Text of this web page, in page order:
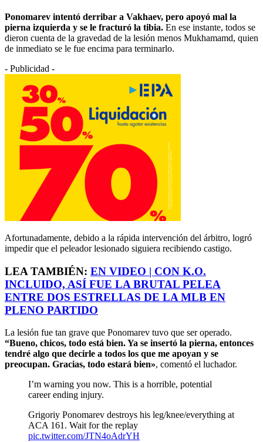
Ponomarev intentó derribar a Vakhaev, pero apoyó mal la
pierna izquierda y se le fracturó la tibia. En ese instante, todos se
dieron cuenta de la gravedad de la lesión menos Mukhamamd, quien
de inmediato se le fue encima para terminarlo.
- Publicidad -
Afortunadamente, debido a la rápida intervención del árbitro, logró
impedir que el peleador lesionado siguiera recibiendo castigo.
LEA TAMBIÉN: EN VIDEO | CON K.O.
INCLUIDO, ASÍ FUE LA BRUTAL PELEA
ENTRE DOS ESTRELLAS DE LA MLB EN
PLENO PARTIDO
La lesión fue tan grave que Ponomarev tuvo que ser operado.
“Bueno, chicos, todo está bien. Ya se insertó la pierna, entonces
tendré algo que decirle a todos los que me apoyan y se
preocupan. Gracias, todo estará bien», comentó el luchador.
I’m warning you now. This is a horrible, potential
career ending injury.
Grigoriy Ponomarev destroys his leg/knee/everything at
ACA 161. Wait for the replay
pic.twitter.com/JTN4oAdrYH